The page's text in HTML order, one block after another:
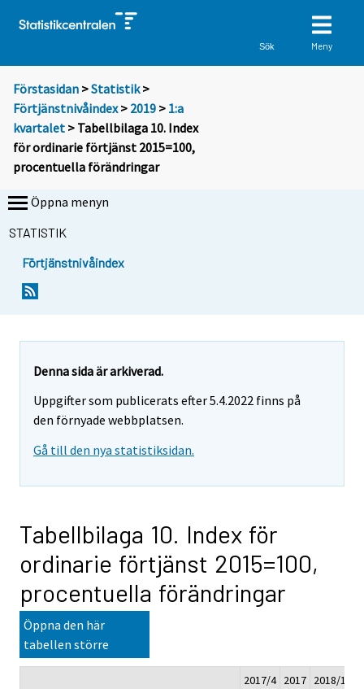
Sök Meny
Förstasidan >Statistik >
Förtjänstnivåindex> 2019 > 1:a
kvartalet > Tabellbilaga 10. Index
för ordinarie förtjänst 2015=100,
procentuella förändringar
Öppna menyn
STATISTIK
Förtjänstnivåindex
Denna sida är arkiverad.
Uppgifter som publicerats efter 5.4.2022 finns på
den förnyade webbplatsen.
Gå till den nya statistiksidan.
Tabellbilaga 10. Index för
ordinarie förtjänst 2015=100,
procentuella förändringar
Öppna den här
tabellen större
2017/4 2017 2018/1*